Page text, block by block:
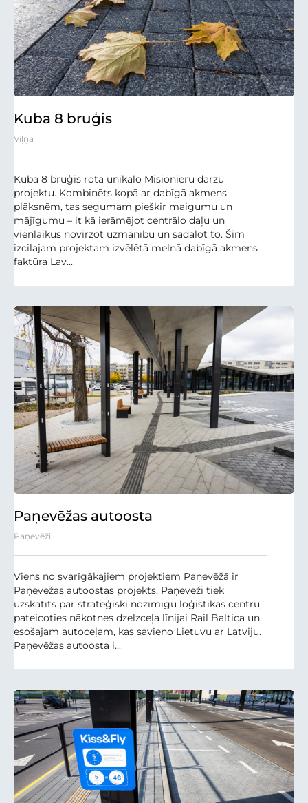
Kuba 8 bruģis
Viļņa
Kuba 8 bruģis rotā unikālo Misionieru dārzu
projektu. Kombinēts kopā ar dabīgā akmens
plāksnēm, tas segumam piešķir maigumu un
mājīgumu – it kā ierāmējot centrālo daļu un
vienlaikus novirzot uzmanību un sadalot to. Šim
izcilajam projektam izvēlētā melnā dabīgā akmens
faktūra Lav...
Paņevēžas autoosta
Paņevēži
Viens no svarīgākajiem projektiem Paņevēžā ir
Paņevēžas autoostas projekts. Paņevēži tiek
uzskatīts par stratēģiski nozīmīgu loģistikas centru,
pateicoties nākotnes dzelzceļa līnijai Rail Baltica un
esošajam autoceļam, kas savieno Lietuvu ar Latviju.
Paņevēžas autoosta i...